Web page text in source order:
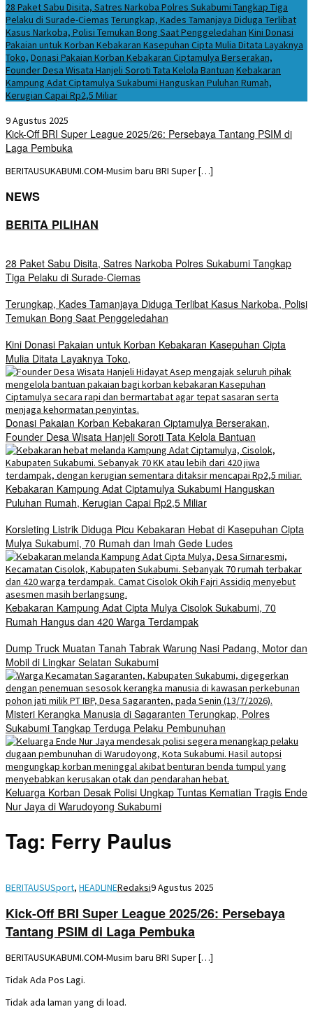
28 Paket Sabu Disita, Satres Narkoba Polres Sukabumi Tangkap Tiga
Pelaku di Surade-Ciemas Terungkap, Kades Tamanjaya Diduga Terlibat
Kasus Narkoba, Polisi Temukan Bong Saat Penggeledahan Kini Donasi
Pakaian untuk Korban Kebakaran Kasepuhan Cipta Mulia Ditata Layaknya
Toko, Donasi Pakaian Korban Kebakaran Ciptamulya Berserakan,
Founder Desa Wisata Hanjeli Soroti Tata Kelola Bantuan Kebakaran
Kampung Adat Ciptamulya Sukabumi Hanguskan Puluhan Rumah,
Kerugian Capai Rp2,5 Miliar
9 Agustus 2025
Kick-Off BRI Super League 2025/26: Persebaya Tantang PSIM di
Laga Pembuka
BERITAUSUKABUMI.COM-Musim baru BRI Super […]
NEWS
BERITA PILIHAN
28 Paket Sabu Disita, Satres Narkoba Polres Sukabumi Tangkap
Tiga Pelaku di Surade-Ciemas
Terungkap, Kades Tamanjaya Diduga Terlibat Kasus Narkoba, Polisi
Temukan Bong Saat Penggeledahan
Kini Donasi Pakaian untuk Korban Kebakaran Kasepuhan Cipta
Mulia Ditata Layaknya Toko,
Donasi Pakaian Korban Kebakaran Ciptamulya Berserakan,
Founder Desa Wisata Hanjeli Soroti Tata Kelola Bantuan
Kebakaran Kampung Adat Ciptamulya Sukabumi Hanguskan
Puluhan Rumah, Kerugian Capai Rp2,5 Miliar
Korsleting Listrik Diduga Picu Kebakaran Hebat di Kasepuhan Cipta
Mulya Sukabumi, 70 Rumah dan Imah Gede Ludes
Kebakaran Kampung Adat Cipta Mulya Cisolok Sukabumi, 70
Rumah Hangus dan 420 Warga Terdampak
Dump Truck Muatan Tanah Tabrak Warung Nasi Padang, Motor dan
Mobil di Lingkar Selatan Sukabumi
Misteri Kerangka Manusia di Sagaranten Terungkap, Polres
Sukabumi Tangkap Terduga Pelaku Pembunuhan
Keluarga Korban Desak Polisi Ungkap Tuntas Kematian Tragis Ende
Nur Jaya di Warudoyong Sukabumi
Tag: Ferry Paulus
BERITAUSUSport, HEADLINERedaksi9 Agustus 2025
Kick-Off BRI Super League 2025/26: Persebaya
Tantang PSIM di Laga Pembuka
BERITAUSUKABUMI.COM-Musim baru BRI Super […]
Tidak Ada Pos Lagi.
Tidak ada laman yang di load.